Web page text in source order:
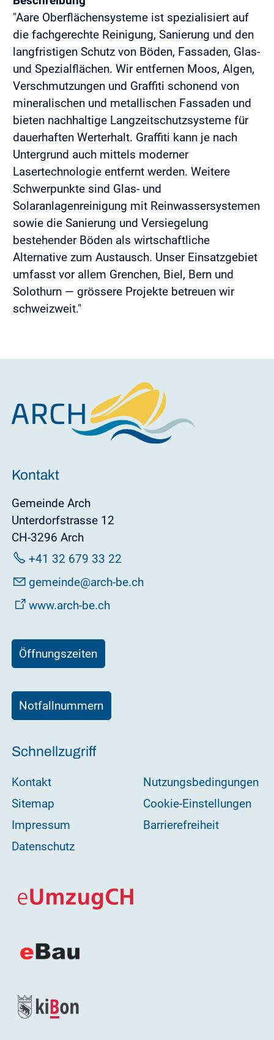
"Aare Oberflächensysteme ist spezialisiert auf
die fachgerechte Reinigung, Sanierung und den
langfristigen Schutz von Böden, Fassaden, Glas-
und Spezialflächen. Wir entfernen Moos, Algen,
Verschmutzungen und Graffiti schonend von
mineralischen und metallischen Fassaden und
bieten nachhaltige Langzeitschutzsysteme für
dauerhaften Werterhalt. Graffiti kann je nach
Untergrund auch mittels moderner
Lasertechnologie entfernt werden. Weitere
Schwerpunkte sind Glas- und
Solaranlagenreinigung mit Reinwassersystemen
sowie die Sanierung und Versiegelung
bestehender Böden als wirtschaftliche
Alternative zum Austausch. Unser Einsatzgebiet
umfasst vor allem Grenchen, Biel, Bern und
Solothurn — grössere Projekte betreuen wir
schweizweit."
Kontakt
Gemeinde Arch
Unterdorfstrasse 12
CH-3296 Arch
+41 32 679 33 22
g m nd rch-b
ch
www.arch-be.ch
Öffnungszeiten
Notfallnummern
Schnellzugriff
Kontakt
Sitemap
Impressum
Datenschutz
Nutzungsbedingungen
Cookie-Einstellungen
Barrierefreiheit